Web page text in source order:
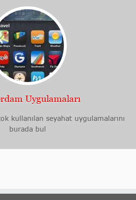
Uygulamaları
kullanılan seyahat uygulamalarını
burada bul